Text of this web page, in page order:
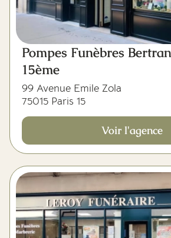
Pompes Funèbres
15ème
99 Avenue Emile Zola
75015 Paris 15
Voir l'agence